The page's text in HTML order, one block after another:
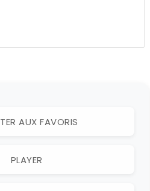
AUX FAVORIS
PLAYER